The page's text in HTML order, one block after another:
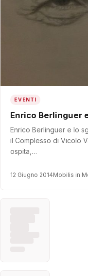
EVENTI
Enrico Berlinguer
Enrico Berlinguer e lo
il Complesso di Vicolo
ospita,…
12 Giugno 2014Mobilis in